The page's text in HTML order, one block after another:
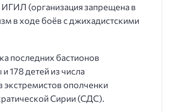
(организация запрещена в
в ходе боёв с джихадистскими
последних бастионов
детей из числа
ополченки
Сирии (СДС).